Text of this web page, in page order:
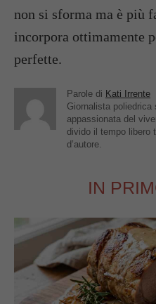
non si sforma ma è più
incorpora ottimamente
perfette.
Parole di Kati Irrente
Giornalista
appassionata del
divido il tempo libero
d’autore.
IN